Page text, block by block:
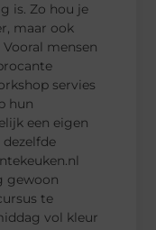
is. Zo hou je
maar ook
mensen
servies
hun
een eigen
gewoon
te
vol kleur